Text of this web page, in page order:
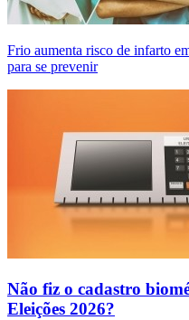
Frio aumenta risco de infarto
para se prevenir
Não fiz o cadastro
Eleições 2026?